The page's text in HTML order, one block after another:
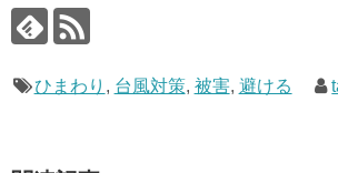
ひまわり , 台風対策, 被害, 避ける